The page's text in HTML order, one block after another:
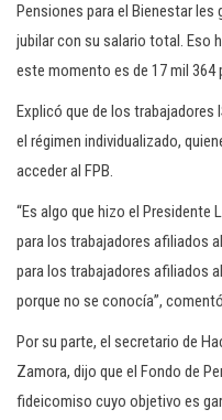
Pensiones para el Bienestar les
jubilar con su salario total. Eso
este momento es de 17 mil 364
Explicó que de los trabajadores
el régimen individualizado,
acceder al FPB.
“Es algo que hizo el Presidente
para los trabajadores afiliados
para los trabajadores afiliados
porque no se conocía”,
Por su parte, el secretario de
Zamora, dijo que el Fondo de
fideicomiso cuyo objetivo es